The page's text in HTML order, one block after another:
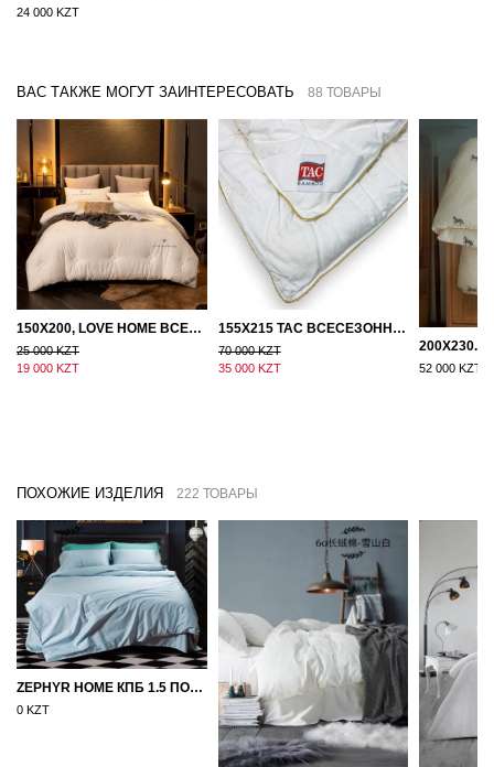
24 000 KZT
ВАС ТАКЖЕ МОГУТ ЗАИНТЕРЕСОВАТЬ 88 ТОВАРЫ
150Х200, LOVE HOME ВСЕСЕЗОННОЕ ОДЕЯЛО ИЗ ХЛОПКА С НАПОЛНИТЕЛЕМ МИКРОГЕЛЬ
25 000 KZT
19 000 KZT
155Х215 TAC ВСЕСЕЗОННОЕ ХЛОПКОВОЕ ОДЕЯЛО ИЗ БАМБУКОВОГО ВОЛОКНА
70 000 KZT
35 000 KZT
52 000 KZT
ПОХОЖИЕ ИЗДЕЛИЯ 222 ТОВАРЫ
ZEPHYR HOME КПБ 1.5 ПОЛУТОРКА ЕГИПЕТСКИЙ ХЛОПОК ОДНОТОННЫЙ ГОЛУБОЙ
0 KZT